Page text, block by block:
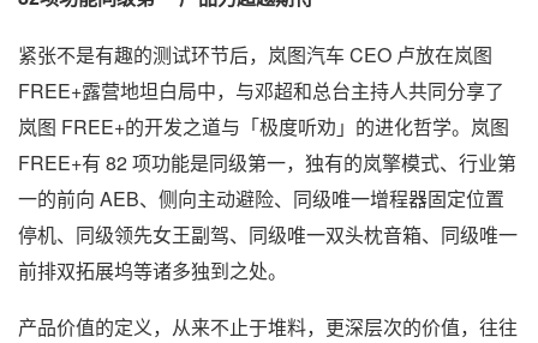
紧张不是有趣的测试环节后，岚图汽车 CEO 卢放在岚图
FREE+露营地坦白局中，与邓超和总台主持人共同分享了
岚图 FREE+的开发之道与「极度听劝」的进化哲学。岚图
FREE+有 82 项功能是同级第一，独有的岚擎模式、行业第
一的前向 AEB、侧向主动避险、同级唯一增程器固定位置
停机、同级领先女王副驾、同级唯一双头枕音箱、同级唯一
前排双拓展坞等诸多独到之处。
产品价值的定义，从来不止于堆料，更深层次的价值，往往